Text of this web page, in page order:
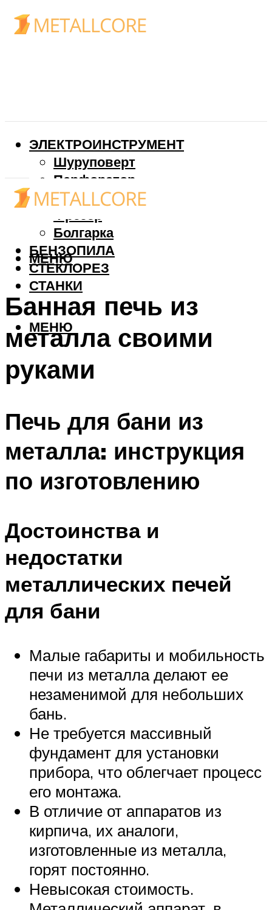
ЭЛЕКТРОИНСТРУМЕНТ
Шуруповерт
Перфоратор
Дрель
Фрезер
Болгарка
БЕНЗОПИЛА
СТЕКЛОРЕЗ
СТАНКИ
МЕНЮ
МЕНЮ
Банная печь из
металла своими
руками
Печь для бани из
металла: инструкция
по изготовлению
Достоинства и
недостатки
металлических печей
для бани
Малые габариты и мобильность
печи из металла делают ее
незаменимой для небольших
бань.
Не требуется массивный
фундамент для установки
прибора, что облегчает процесс
его монтажа.
В отличие от аппаратов из
кирпича, их аналоги,
изготовленные из металла,
горят постоянно.
Невысокая стоимость.